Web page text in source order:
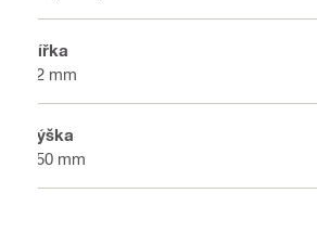
Šířka
62 mm
Výška
150 mm